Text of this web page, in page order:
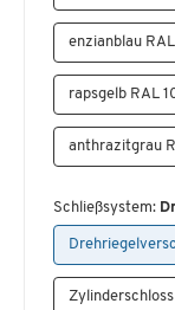
enzianblau
rapsgelb RAL
anthrazitgrau
Schließsystem:
Zylinderschloss